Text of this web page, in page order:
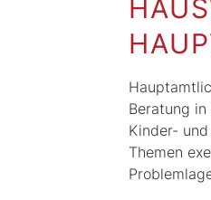
Beratung
Kinder-
Themen